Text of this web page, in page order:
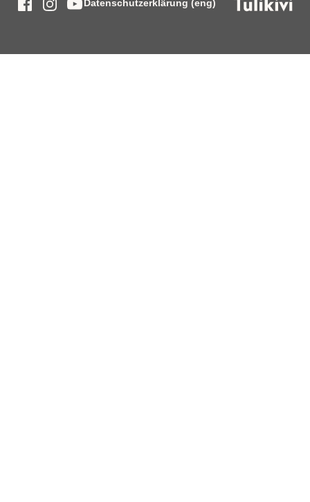
Datenschutzerklärung (eng)